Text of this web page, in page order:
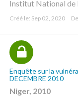
Institut National de
Créé le: Sep 02, 2020
Enquête sur la
DECEMBRE 2010
Niger, 2010